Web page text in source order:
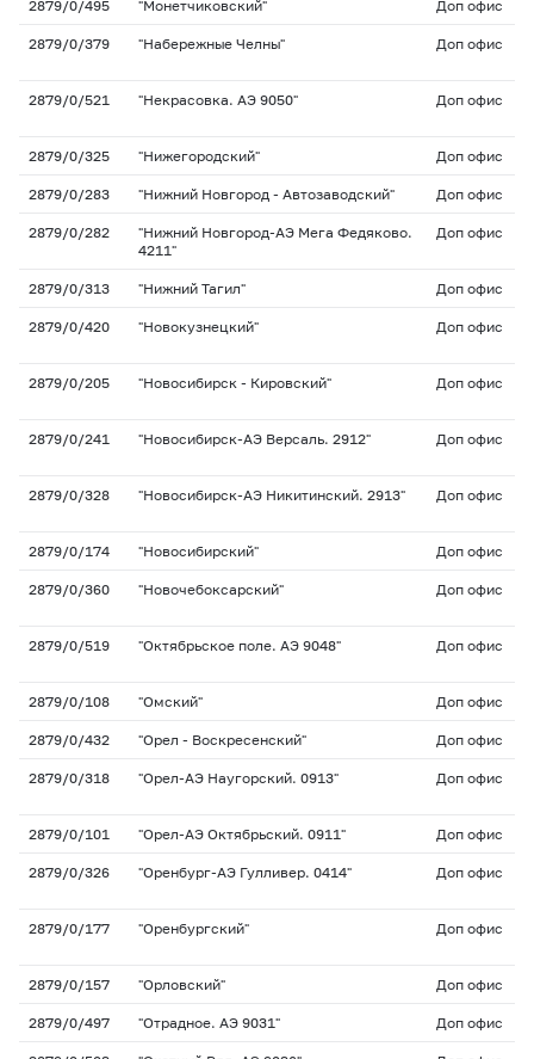
2879/0/495 "Монетчиковский" Доп офис
2879/0/379 "Набережные Челны" Доп офис
2879/0/521 "Некрасовка. АЭ 9050" Доп офис
2879/0/325 "Нижегородский" Доп офис
2879/0/283 "Нижний Новгород - Автозаводский" Доп офис
2879/0/282
"Нижний Новгород-АЭ Мега Федяково.
4211"
Доп офис
2879/0/313 "Нижний Тагил" Доп офис
2879/0/420 "Новокузнецкий" Доп офис
2879/0/205 "Новосибирск - Кировский" Доп офис
2879/0/241 "Новосибирск-АЭ Версаль. 2912" Доп офис
2879/0/328 "Новосибирск-АЭ Никитинский. 2913" Доп офис
2879/0/174 "Новосибирский" Доп офис
2879/0/360 "Новочебоксарский" Доп офис
2879/0/519 "Октябрьское поле. АЭ 9048" Доп офис
2879/0/108 "Омский" Доп офис
2879/0/432 "Орел - Воскресенский" Доп офис
2879/0/318 "Орел-АЭ Наугорский. 0913" Доп офис
2879/0/101 "Орел-АЭ Октябрьский. 0911" Доп офис
2879/0/326 "Оренбург-АЭ Гулливер. 0414" Доп офис
2879/0/177 "Оренбургский" Доп офис
2879/0/157 "Орловский" Доп офис
2879/0/497 "Отрадное. АЭ 9031" Доп офис